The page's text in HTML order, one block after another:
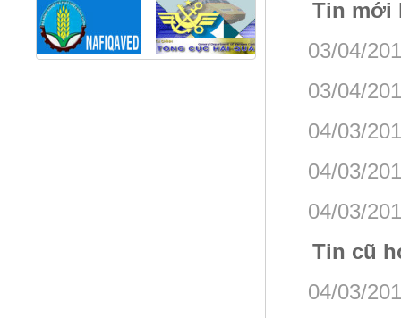
Tin mới
03/04/
03/04/
04/03/
04/03/
04/03/
Tin cũ
04/03/